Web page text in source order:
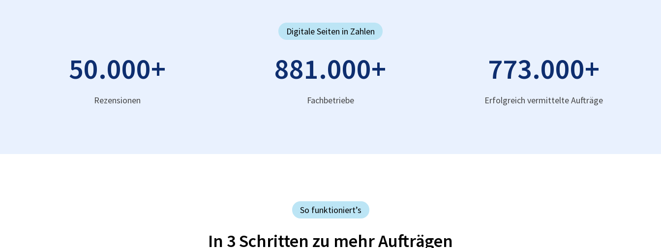
Digitale Seiten in Zahlen
50.000+
Rezensionen
881.000+
Fachbetriebe
773.000+
Erfolgreich vermittelte Aufträge
So funktioniert’s
In 3 Schritten zu mehr Aufträgen